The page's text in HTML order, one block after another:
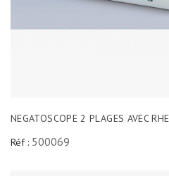
NEGATOSCOPE 2 PLAGES AVEC
Réf : 500069